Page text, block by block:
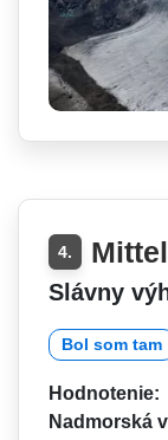
4.
Slávny
Bol som tam
Hodnotenie:
Nadmorská